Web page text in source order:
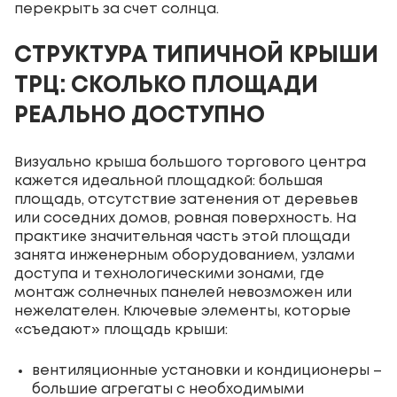
перекрыть за счет солнца.
СТРУКТУРА ТИПИЧНОЙ КРЫШИ
ТРЦ: СКОЛЬКО ПЛОЩАДИ
РЕАЛЬНО ДОСТУПНО
Визуально крыша большого торгового центра
кажется идеальной площадкой: большая
площадь, отсутствие затенения от деревьев
или соседних домов, ровная поверхность. На
практике значительная часть этой площади
занята инженерным оборудованием, узлами
доступа и технологическими зонами, где
монтаж солнечных панелей невозможен или
нежелателен. Ключевые элементы, которые
«съедают» площадь крыши:
вентиляционные установки и кондиционеры –
большие агрегаты с необходимыми